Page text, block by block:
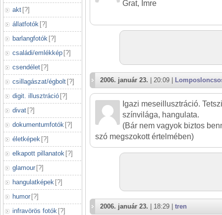
akt [?]
állatfotók [?]
barlangfotók [?]
családi/emlékkép [?]
csendélet [?]
csillagászat/égbolt [?]
digit. illusztráció [?]
divat [?]
dokumentumfotók [?]
életképek [?]
elkapott pillanatok [?]
glamour [?]
hangulatképek [?]
humor [?]
infravörös fotók [?]
Grat, Imre
2006. január 23. | 20:09 |
Igazi meseillusztráció.
színvilága, hangulata.
(Bár nem vagyok biztos
szó megszokott értelmében)
2006. január 23. | 18:29 | tren